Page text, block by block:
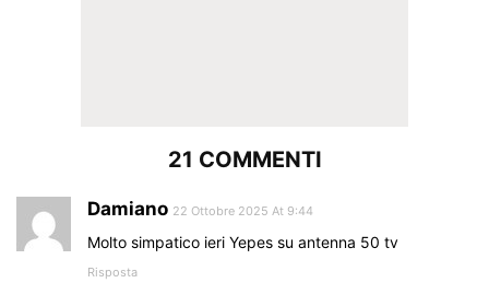
21 COMMENTI
Damiano 22 Ottobre 2025 At 9:44
Molto simpatico ieri Yepes su antenna 50 tv
Risposta